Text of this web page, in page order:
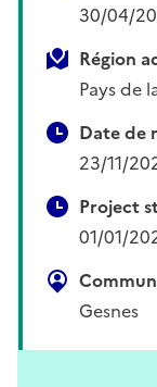
30/04/
Région
Pays de
Date de
23/11/
Project
01/01/
Gesnes